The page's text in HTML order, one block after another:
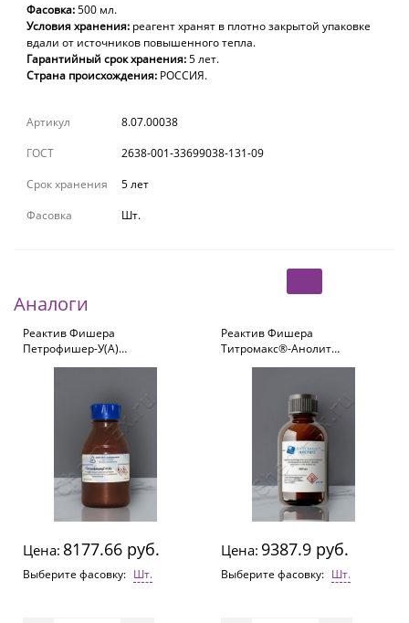
Фасовка:500 мл.
Условия хранения: реагент хранят в плотно закрытой упаковке
вдали от источников повышенного тепла.
Гарантийный срок хранения:5 лет.
Страна происхождения: РОССИЯ.
Артикул
8.07.00038
ГОСТ
2638-001-33699038-131-09
Срок хранения
5 лет
Фасовка
Шт.
Аналоги
Реактив Фишера
Петрофишер-У(А)
анодный раствор, 500 мл
Цена: 8177.66 руб.
Выберите фасовку: Шт.
Реактив Фишера
Титромакс®-Анолит
анодный раствор, 500 мл
Цена: 9387.9 руб.
Выберите фасовку: Шт.